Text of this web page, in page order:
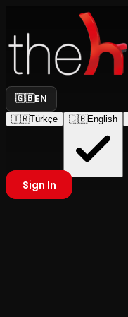
🇬🇧EN
🇹🇷Türkçe 🇬🇧English
Sign In